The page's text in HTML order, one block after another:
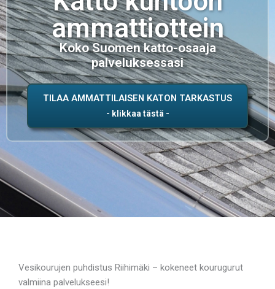
ammattiottein
Koko Suomen katto-osaaja
palveluksessasi
TILAA AMMATTILAISEN KATON TARKASTUS
Vesikourujen puhdistus Riihimäki – kokeneet kourugurut
valmiina palvelukseesi!